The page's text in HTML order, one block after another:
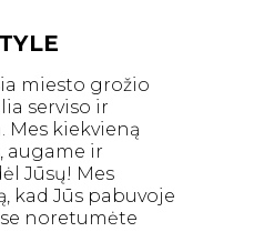
miesto grožio
serviso ir
Mes kiekvieną
augame ir
Jūsų! Mes
kad Jūs pabuvoje
noretumėte